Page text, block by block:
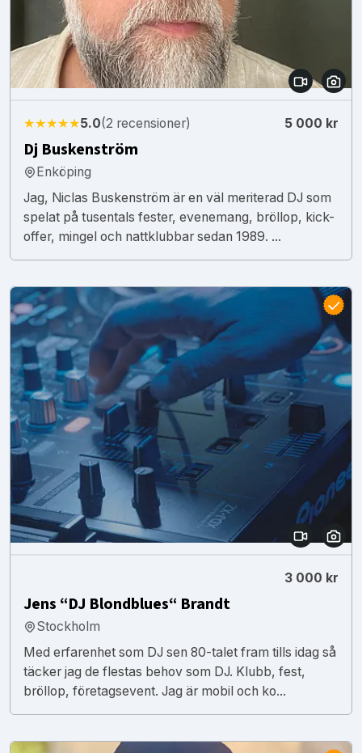
★★★★★5.0(2 recensioner) 5 000 kr
Dj Buskenström
Enköping
Jag, Niclas Buskenström är en väl meriterad DJ som
spelat på tusentals fester, evenemang, bröllop, kick-
offer, mingel och nattklubbar sedan 1989. ...
3 000 kr
Jens “DJ Blondblues“ Brandt
Stockholm
Med erfarenhet som DJ sen 80-talet fram tills idag så
täcker jag de flestas behov som DJ. Klubb, fest,
bröllop, företagsevent. Jag är mobil och ko...